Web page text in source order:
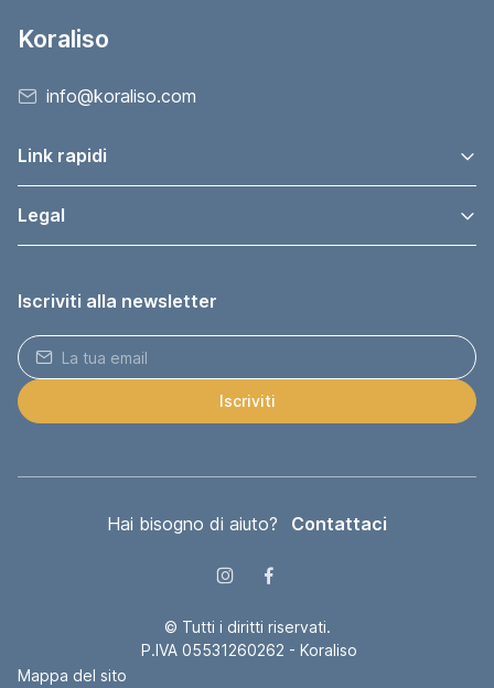
Koraliso
info@koraliso.com
Link rapidi
Legal
Iscriviti alla newsletter
Iscriviti
Hai bisogno di aiuto? Contattaci
© Tutti i diritti riservati.
P.IVA 05531260262 - Koraliso
Mappa del sito